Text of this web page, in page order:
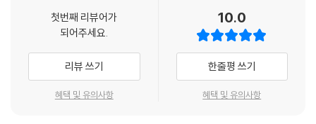
하나님의 사람으로 자라납니다 / 하나님의 나라가 자라갑니다
--- p.29, 「이 성경이 곧 내게 대하여(요 5:39)」중에서
주님이라 부르면서도 / 그 발에 기름 붓지 못하였고 / 랍비라 부르면서도 /
그 발을 씻겨드리지 못하였네
첫번째 리뷰어가
되어주세요.
리뷰 쓰기
혜택 및 유의사항
10.0
한줄평 쓰기
혜택 및 유의사항